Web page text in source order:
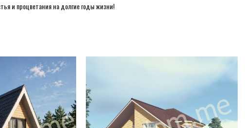
и процветания на долгие годы жизни!